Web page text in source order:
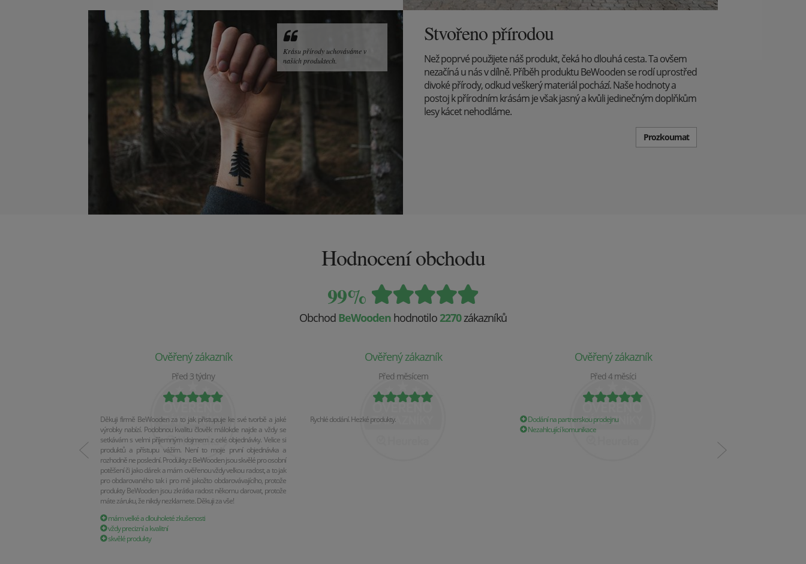
Stvořeno přírodou
Než poprvé použijete náš produkt, čeká ho dlouhá cesta. Ta ovšem
nezačíná u nás v dílně. Příběh produktu BeWooden se rodí uprostřed
divoké přírody, odkud veškerý materiál pochází. Naše hodnoty a
postoj k přírodním krásám je však jasný a kvůli jedinečným doplňkům
lesy kácet nehodláme.
Prozkoumat
Krásu přírody uchováváme v
našich produktech.
Hodnocení obchodu
99%
Obchod BeWooden hodnotilo 2270zákazníků
Ověřený zákazník
Před 3 týdny
Děkuji firmě BeWooden za to jak přistupuje ke své tvorbě a jaké
výrobky nabízí. Podobnou kvalitu člověk málokde najde a vždy se
setkávám s velmi příjemným dojmem z celé objednávky. Velice si
produktů a přístupu vážím. Není to moje první objednávka a
rozhodně ne poslední. Produkty z BeWooden jsou skvělé pro osobní
potěšení či jako dárek a mám ověřenou vždy velkou radost, a to jak
pro obdarovaného tak i pro mě jakožto obdarovávajícího, protože
produkty BeWooden jsou zkrátka radost někomu darovat, protože
máte záruku, že nikdy nezklamete. Děkuji za vše!
mám velké a dlouholeté zkušenosti
vždy precizní a kvalitní
skvělé produkty
Ověřený zákazník
Před měsícem
Rychlé dodání. Hezké produkty.
Ověřený zákazník
Před 4 měsíci
Dodání na partnerskou prodejnu
Nezahlcující komunikace